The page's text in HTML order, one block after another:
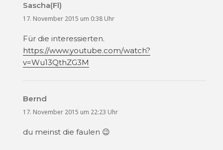
Sascha(Fl)
17. November 2015 um 0:38 Uhr
Für die interessierten.
https://www.youtube.com/watch?
v=Wu13QthZG3M
Bernd
17. November 2015 um 22:23 Uhr
du meinst die faulen 😉